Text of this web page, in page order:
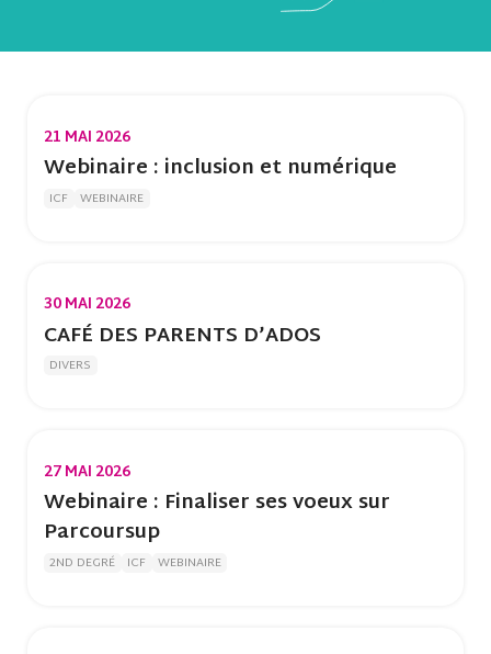
21 MAI 2026
Webinaire : inclusion et numérique
ICF WEBINAIRE
30 MAI 2026
CAFÉ DES PARENTS D’ADOS
DIVERS
27 MAI 2026
Webinaire : Finaliser ses voeux sur
Parcoursup
2ND DEGRÉ ICF WEBINAIRE